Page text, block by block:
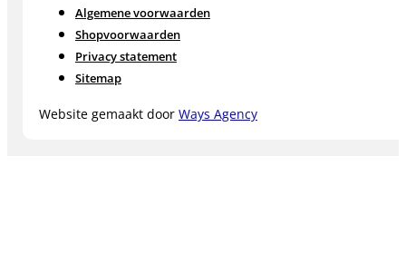
Algemene voorwaarden
Shopvoorwaarden
Privacy statement
Sitemap
Website gemaakt door Ways Agency